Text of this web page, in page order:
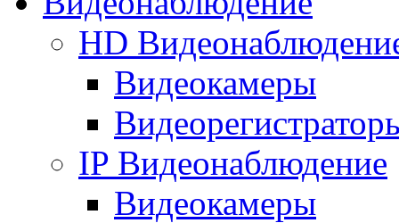
HD
Видеокамеры
IP Видеонаблюдение
Видеокамеры